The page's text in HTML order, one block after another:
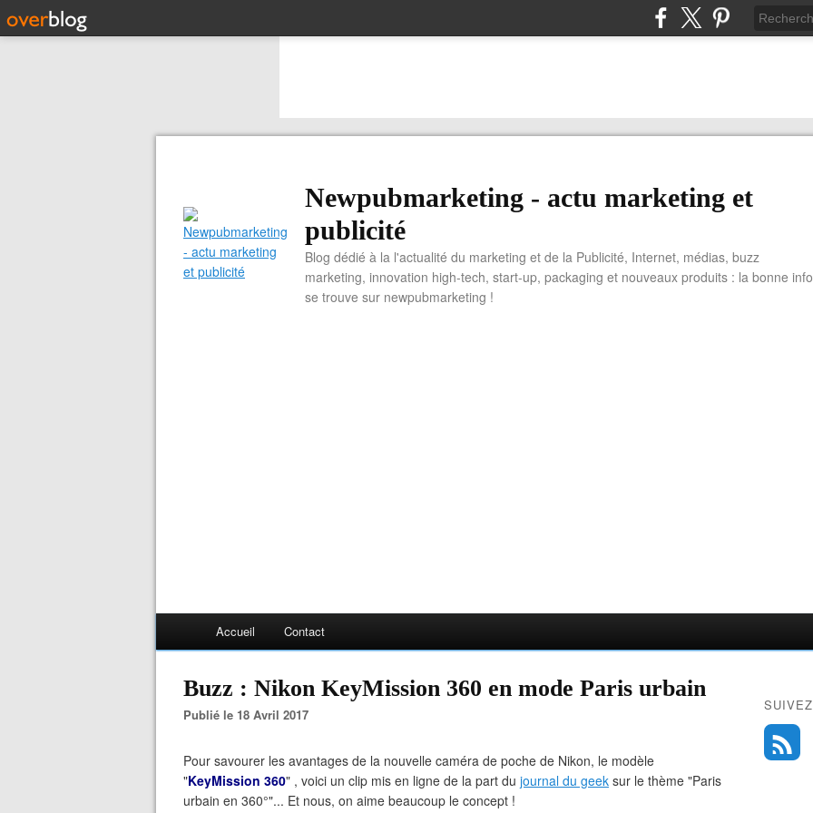
Newpubmarketing - actu marketing et
publicité
Blog dédié à la l'actualité du marketing et de la Publicité, Internet, médias, buzz
marketing, innovation high-tech, start-up, packaging et nouveaux produits : la bonne info
se trouve sur newpubmarketing !
Accueil Contact
Buzz : Nikon KeyMission 360 en mode Paris urbain
Publié le 18 Avril 2017
Pour savourer les avantages de la nouvelle caméra de poche de Nikon, le modèle
"KeyMission 360" , voici un clip mis en ligne de la part du journal du geek sur le thème "Paris
urbain en 360°"... Et nous, on aime beaucoup le concept !